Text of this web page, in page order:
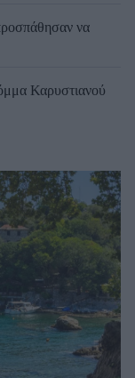
να
Καρυστιανού